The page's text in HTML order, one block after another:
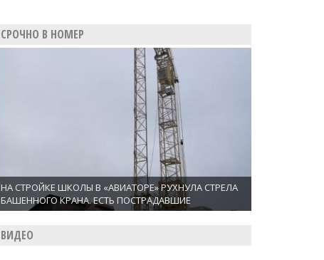
СРОЧНО В НОМЕР
НА СТРОЙКЕ ШКОЛЫ В «АВИАТОРЕ» РУХНУЛА СТРЕЛА
БАШЕННОГО КРАНА. ЕСТЬ ПОСТРАДАВШИЕ
ВИДЕО